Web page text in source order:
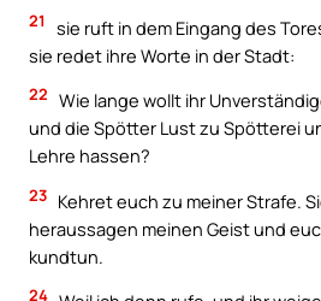
21
sie ruft in dem Eingang des
sie redet ihre Worte in der Stadt:
22 Wie lange wollt ihr
und die Spötter Lust zu Spötterei
Lehre hassen?
23 Kehret euch zu meiner Strafe.
heraussagen meinen Geist und
kundtun.
24